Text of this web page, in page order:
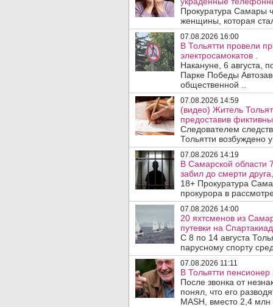
Прокуратура Самары
женщины, которая
07.08.2026 16:00
В Тольятти провели
электросамокатов .
Накануне, 6 августа,
Парке Победы
общественной ..
07.08.2026 14:59
(видео) Житель
предоставив
Следователем
Тольятти возбуждено
07.08.2026 14:19
В Самарской области
забил до смерти
18+ Прокуратура
прокурора в
07.08.2026 14:00
20 яхтсменов из
путевки на
С 8 по 14 августа
парусному спорту
07.08.2026 11:11
В Тольятти
После звонка от
понял, что его
MASH, вместо 2,4 млн